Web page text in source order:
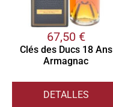
67,50 €
Clés des Ducs 18 Ans
Armagnac
DETALLES